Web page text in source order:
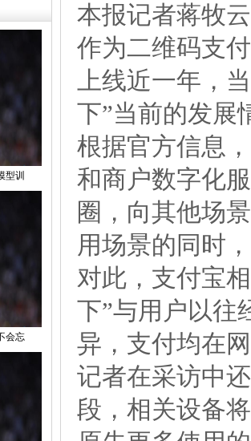
型训
会忘
本报记者蒋牧
作为二维码支
上线近一年，
下”当前的发展
根据官方信息
和商户数字化
圈，向其他场
用场景的同时
对此，支付宝
下”与用户以往
异，支付均在
记者在采访中
段，相关设备